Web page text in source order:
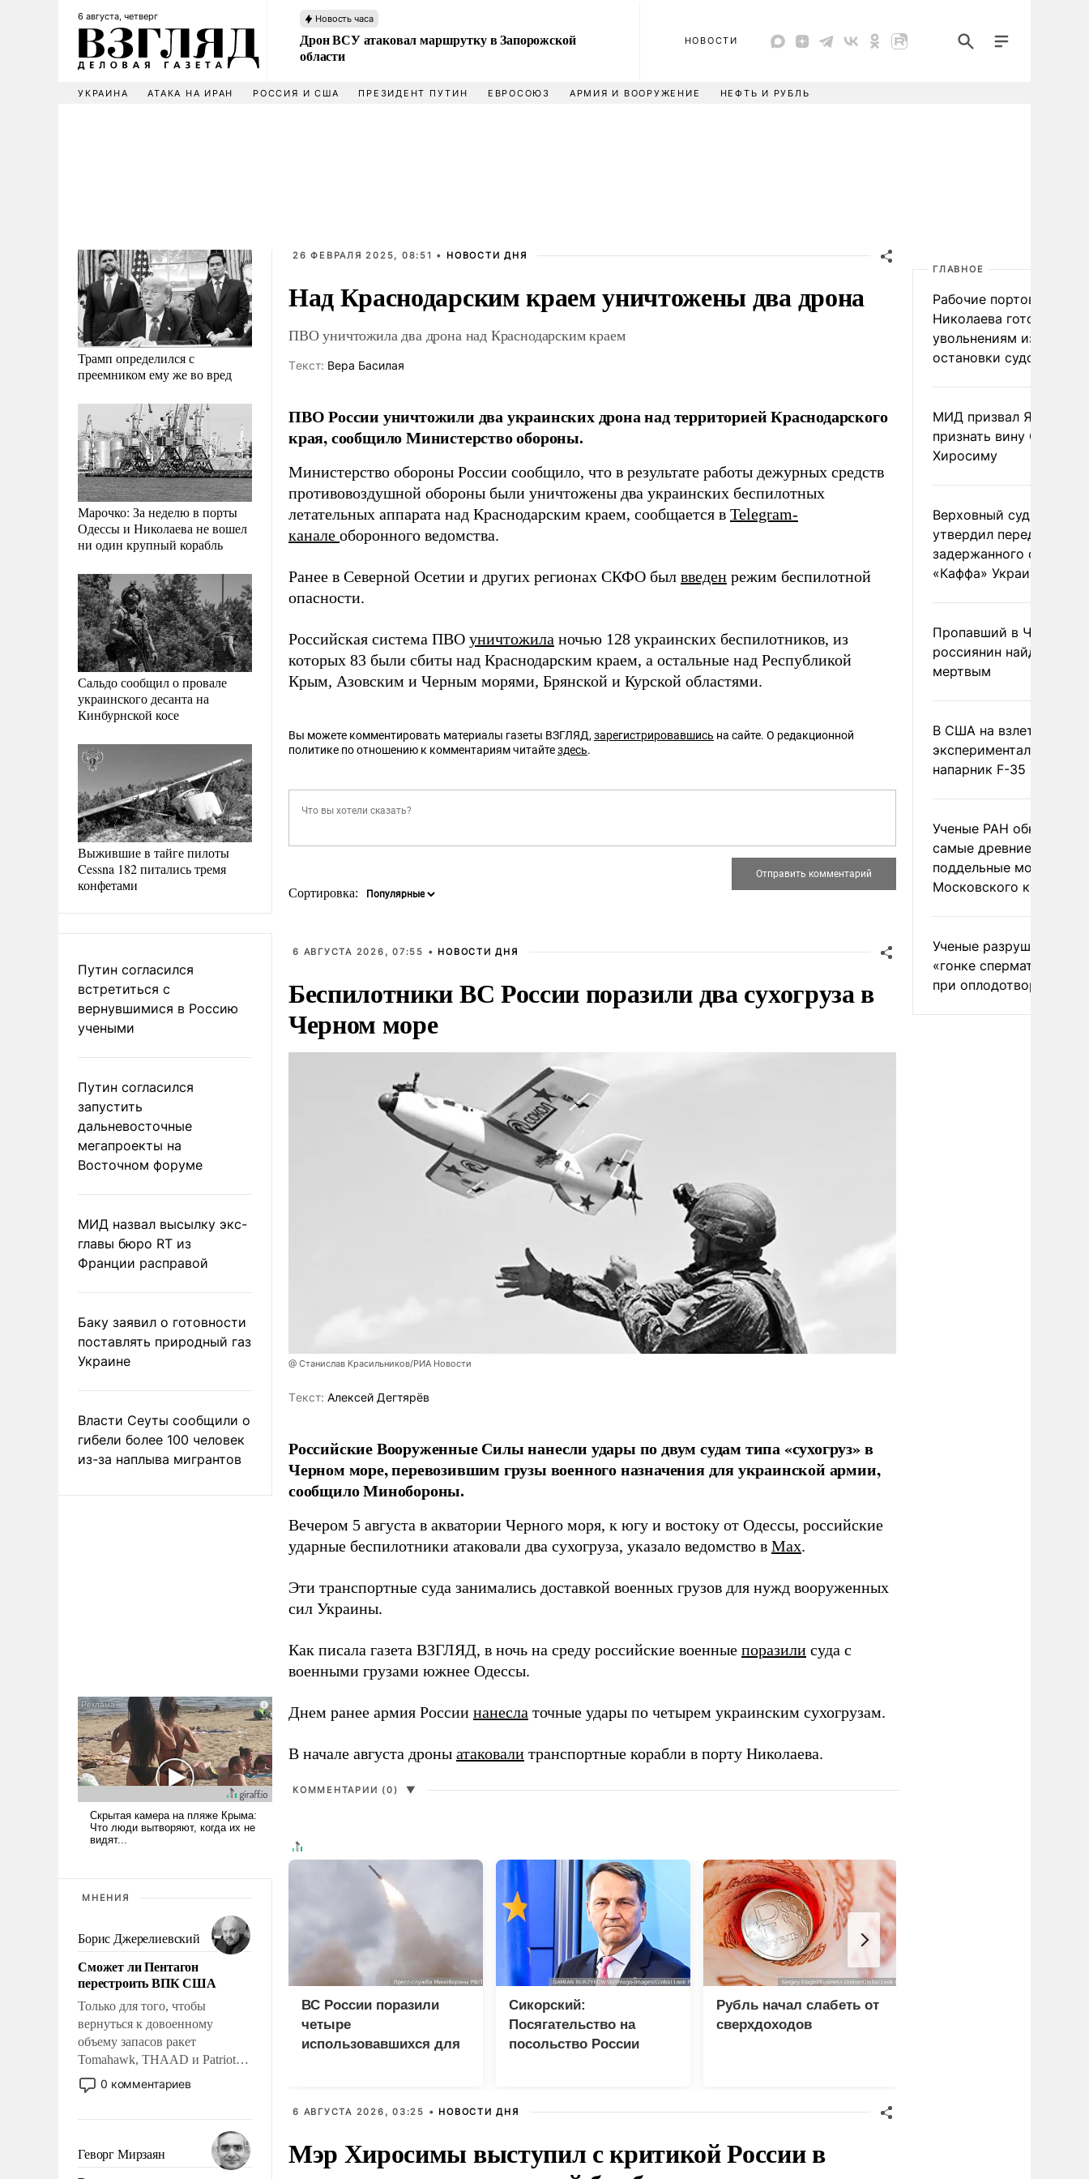
6 августа, четверг Новость часа
Дрон ВСУ атаковал маршрутку в Запорожской
области
НОВОСТИ
УКРАИНА АТАКА НА ИРАН РОССИЯ И США ПРЕЗИДЕНТ ПУТИН ЕВРОСОЮЗ АРМИЯ И ВООРУЖЕНИЕ НЕФТЬ И РУБЛЬ
Трамп определился с
преемником ему же во вред
Марочко: За неделю в порты
Одессы и Николаева не вошел
ни один крупный корабль
Сальдо сообщил о провале
украинского десанта на
Кинбурнской косе
Выжившие в тайге пилоты
Cessna 182 питались тремя
конфетами
Путин согласился
встретиться с
вернувшимися в Россию
учеными
Путин согласился
запустить
дальневосточные
мегапроекты на
Восточном форуме
МИД назвал высылку экс-
главы бюро RT из
Франции расправой
Баку заявил о готовности
поставлять природный газ
Украине
Власти Сеуты сообщили о
гибели более 100 человек
из-за наплыва мигрантов
МНЕНИЯ
Борис Джерелиевский
Сможет ли Пентагон
перестроить ВПК США
Только для того, чтобы
вернуться к довоенному
объему запасов ракет
Tomahawk, THAAD и Patriot
США потребуется более трех
лет. Даже небольшая война с
Сложившаяся ситуация
означает многолетний период
0 комментариев
Геворг Мирзаян
26 ФЕВРАЛЯ 2025, 08:51 • НОВОСТИ ДНЯ
Над Краснодарским краем уничтожены два дрона
ПВО уничтожила два дрона над Краснодарским краем
Tекст: Вера Басилая
ПВО России уничтожили два украинских дрона над территорией Краснодарского
края, сообщило Министерство обороны.
Министерство обороны России сообщило, что в результате работы дежурных средств
противовоздушной обороны были уничтожены два украинских беспилотных
летательных аппарата над Краснодарским краем, сообщается в Telegram-
канале оборонного ведомства.
Ранее в Северной Осетии и других регионах СКФО был введен режим беспилотной
опасности.
Российская система ПВО уничтожила ночью 128 украинских беспилотников, из
которых 83 были сбиты над Краснодарским краем, а остальные над Республикой
Крым, Азовским и Черным морями, Брянской и Курской областями.
Вы можете комментировать материалы газеты ВЗГЛЯД, зарегистрировавшись на сайте. О редакционной
политике по отношению к комментариям читайтездесь.
Сортировка:
6 АВГУСТА 2026, 07:55 • НОВОСТИ ДНЯ
Беспилотники ВС России поразили два сухогруза в
Черном море
@ Станислав Красильников/РИА Новости
Tекст: Алексей Дегтярёв
Российские Вооруженные Силы нанесли удары по двум судам типа «сухогруз» в
Черном море, перевозившим грузы военного назначения для украинской армии,
сообщило Минобороны.
Вечером 5 августа в акватории Черного моря, к югу и востоку от Одессы, российские
ударные беспилотники атаковали два сухогруза, указало ведомство в Max.
Эти транспортные суда занимались доставкой военных грузов для нужд вооруженных
сил Украины.
Как писала газета ВЗГЛЯД, в ночь на среду российские военные поразили суда с
военными грузами южнее Одессы.
Днем ранее армия России нанесла точные удары по четырем украинским сухогрузам.
В начале августа дроны атаковали транспортные корабли в порту Николаева.
КОММЕНТАРИИ (0) ▼
ВС России поразили
четыре
использовавшихся для
Сикорский:
Посягательство на
посольство России
Рубль начал слабеть от
сверхдоходов
6 АВГУСТА 2026, 03:25 • НОВОСТИ ДНЯ
Мэр Хиросимы выступил с критикой России в
ГЛАВНОЕ
Рабочие портов
Николаева готовятся к
увольнениям из-за
остановки судоходства
МИД призвал Японию
признать вину США за
Хиросиму
Верховный суд Швеции
утвердил передачу
задержанного
«Каффа» Украине
Пропавший в
россиянин найден
мертвым
В США на взлете
экспериментальный
напарник F-35
Ученые РАН
самые древние
поддельные монеты
Московского
Ученые разрушили миф
«гонке
при оплодотворении